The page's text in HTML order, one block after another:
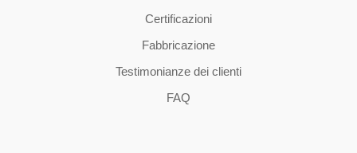
Certificazioni
Fabbricazione
Testimonianze dei clienti
FAQ